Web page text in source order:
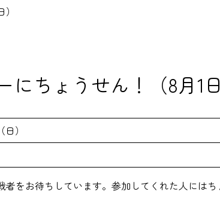
ちょうせん！（8月1日
）
をお待ちしています。参加してくれた人には